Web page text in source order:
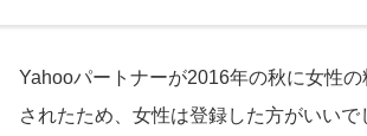
Yahooパートナーが2016年の秋に女性の
されたため、女性は登録した方がいいで